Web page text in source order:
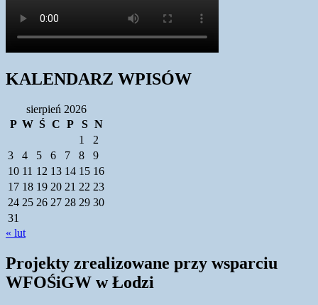
KALENDARZ WPISÓW
sierpień 2026
P W Ś C P S N
1
2
3
4 5 6 7 8
9
10 11 12 13 14 15 16
17 18 19 20 21 22 23
24 25 26 27 28 29 30
31
« lut
Projekty zrealizowane przy wsparciu
WFOŚiGW w Łodzi